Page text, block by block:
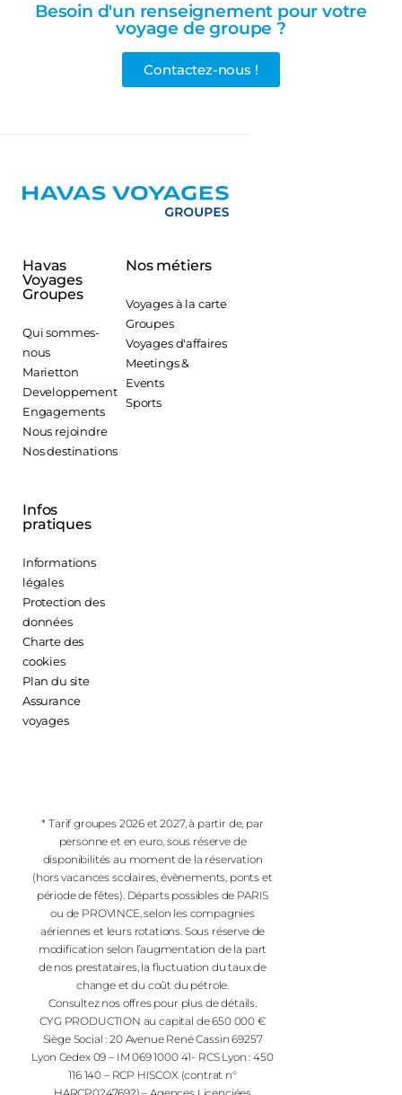
Besoin d'un renseignement pour votre
voyage de groupe ?
Contactez-nous !
Havas
Voyages
Groupes
Qui sommes-
nous
Marietton
Developpement
Engagements
Nous rejoindre
Nos destinations
Nos métiers
Voyages à la carte
Groupes
Voyages d'affaires
Meetings &
Events
Sports
Infos
pratiques
Informations
légales
Protection des
données
Charte des
cookies
Plan du site
Assurance
voyages
* Tarif groupes 2026 et 2027, à partir de, par
personne et en euro, sous réserve de
disponibilités au moment de la réservation
(hors vacances scolaires, évènements, ponts et
période de fêtes). Départs possibles de PARIS
ou de PROVINCE, selon les compagnies
aériennes et leurs rotations. Sous réserve de
modification selon l’augmentation de la part
de nos prestataires, la fluctuation du taux de
change et du coût du pétrole.
Consultez nos offres pour plus de détails.
CYG PRODUCTION au capital de 650 000 €
Siège Social : 20 Avenue René Cassin 69257
Lyon Cedex 09 – IM 069 1000 41- RCS Lyon : 450
116 140 – RCP HISCOX (contrat n°